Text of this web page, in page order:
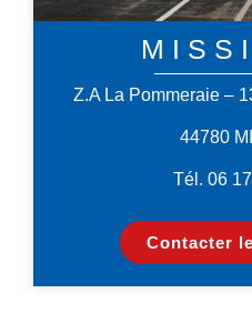
Z.A La Pommeraie –
44780
Tél. 06
Contacter